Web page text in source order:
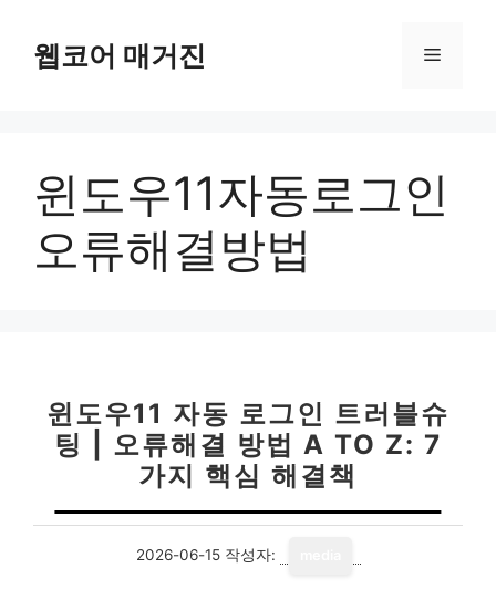
웹코어 매거진 메
윈도우11자동로그인
오류해결방법
윈도우11 자동 로그인 트러블슈
팅 | 오류해결 방법 A TO Z: 7
가지 핵심 해결책
2026-06-15 작성자: